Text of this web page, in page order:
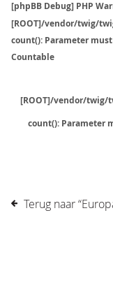
[phpBB Debug] PHP
[ROOT]/vendor/twig/
count(): Parameter
Countable
[ROOT]/vendor/twig/
count(): Parameter
Terug naar